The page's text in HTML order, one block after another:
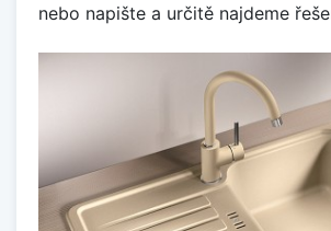
nebo napište a určitě najdeme